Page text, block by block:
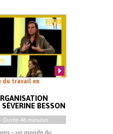
du travail en
BESSON
- Durée 46 minutes
– un monde du